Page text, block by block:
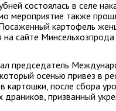
состоялась в селе
мероприятие также
картофель
сайте Минсельхозпрода
председатель
осенью привез в
картошки, после сбора
драников, призванный